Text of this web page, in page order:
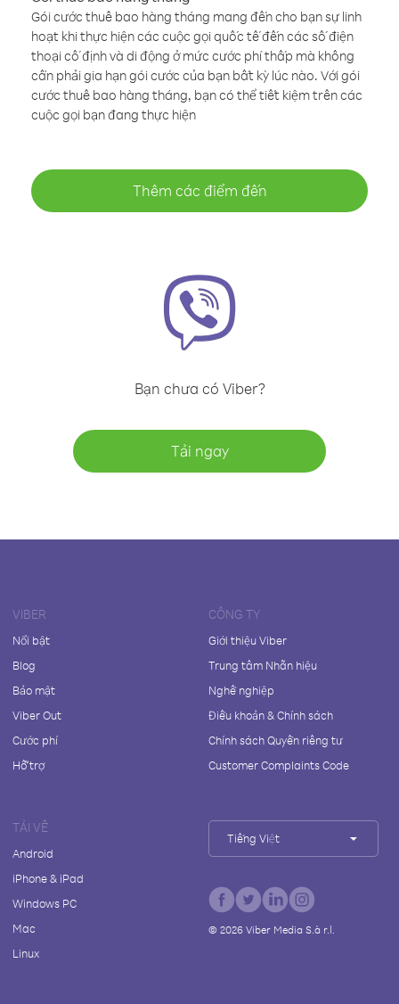
Gói cước thuê bao hàng tháng mang đến cho bạn sự linh
hoạt khi thực hiện các cuộc gọi quốc tế đến các số điện
thoại cố định và di động ở mức cước phí thấp mà không
cần phải gia hạn gói cước của bạn bất kỳ lúc nào. Với gói
cước thuê bao hàng tháng, bạn có thể tiết kiệm trên các
cuộc gọi bạn đang thực hiện
Thêm các điểm đến
Bạn chưa có Viber?
Tải ngay
VIBER
Nổi bật
Blog
Bảo mật
Viber Out
Cước phí
Hỗ trợ
CÔNG TY
Giới thiệu Viber
Trung tâm Nhãn hiệu
Nghề nghiệp
Điều khoản & Chính sách
Chính sách Quyền riêng tư
Customer Complaints Code
TẢI VỀ
Android
iPhone & iPad
Windows PC
Mac
Linux
Tiếng Việt
© 2026Viber Media S.à r.l.